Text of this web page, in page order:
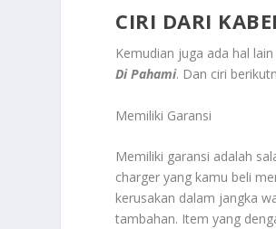
CIRI DARI
Kemudian juga ada hal
Di Pahami. Dan ciri
Memiliki Garansi
Memiliki garansi adalah
charger yang kamu beli
kerusakan dalam jangka
tambahan. Item yang